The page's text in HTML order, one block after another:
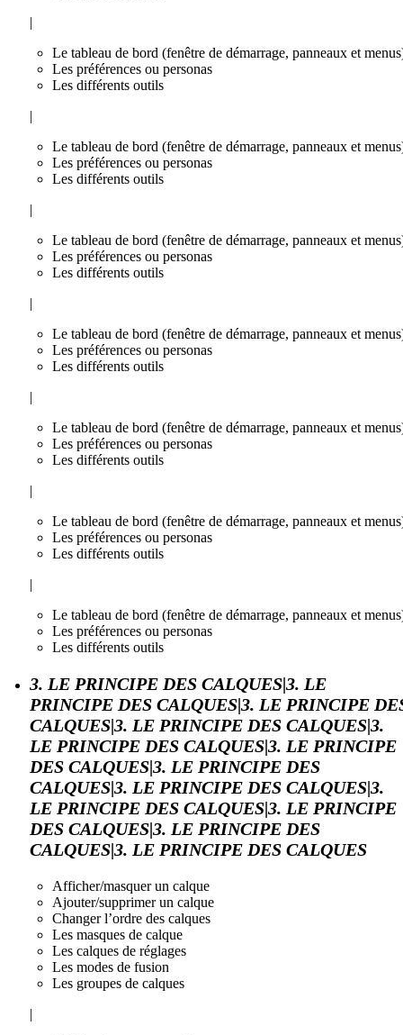
|
Le tableau de bord (fenêtre de démarrage, panneaux et
Les préférences ou personas
Les différents outils
|
Le tableau de bord (fenêtre de démarrage, panneaux et
Les préférences ou personas
Les différents outils
|
Le tableau de bord (fenêtre de démarrage, panneaux et
Les préférences ou personas
Les différents outils
|
Le tableau de bord (fenêtre de démarrage, panneaux et
Les préférences ou personas
Les différents outils
|
Le tableau de bord (fenêtre de démarrage, panneaux et
Les préférences ou personas
Les différents outils
|
Le tableau de bord (fenêtre de démarrage, panneaux et
Les préférences ou personas
Les différents outils
|
Le tableau de bord (fenêtre de démarrage, panneaux et
Les préférences ou personas
Les différents outils
3. LE PRINCIPE DES CALQUES|3. LE
PRINCIPE DES CALQUES|3. LE PRINCIPE
CALQUES|3. LE PRINCIPE DES CALQUES|3.
LE PRINCIPE DES CALQUES|3. LE PRINCIPE
DES CALQUES|3. LE PRINCIPE DES
CALQUES|3. LE PRINCIPE DES CALQUES|3.
LE PRINCIPE DES CALQUES|3. LE PRINCIPE
DES CALQUES|3. LE PRINCIPE DES
CALQUES|3. LE PRINCIPE DES CALQUES
Afficher/masquer un calque
Ajouter/supprimer un calque
Changer l’ordre des calques
Les masques de calque
Les calques de réglages
Les modes de fusion
Les groupes de calques
|